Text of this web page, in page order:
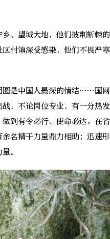
望城大地，他们披荆斩棘
村镇深受感染，他们不畏严
是中国人最深的情结……国网
，不论岗位专业，有一分热
到有令必行、使命必达。在
名精干力量鼎力相助；迅速
。